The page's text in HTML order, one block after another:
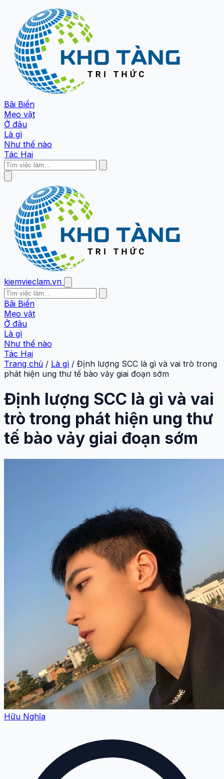
Bãi Biển
Mẹo vặt
Ở đâu
Là gì
Như thế nào
Tác Hại
kiemvieclam.vn
Bãi Biển
Mẹo vặt
Ở đâu
Là gì
Như thế nào
Tác Hại
Trang chủ / Là gì / Định lượng SCC là gì và vai trò trong
phát hiện ung thư tế bào vảy giai đoạn sớm
Định lượng SCC là gì và vai
trò trong phát hiện ung thư
tế bào vảy giai đoạn sớm
Hữu Nghĩa